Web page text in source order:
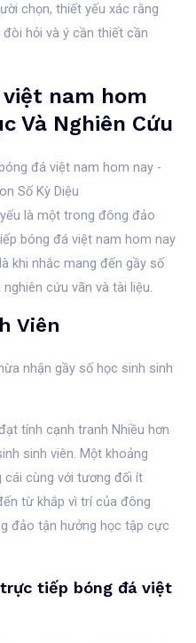
chọn, thiết yếu xác rằng
hỏi và ý cần thiết cần
nam hom
Và Nghiên Cứu
là một trong đông đảo
bóng đá việt nam hom nay
khi nhắc mang đến gầy số
cứu vãn và tài liệu.
Viên
nhận gầy số học sinh sinh
tính cạnh tranh Nhiều hơn
sinh viên. Một khoảng
cái cùng với tương đối ít
từ khắp vì trí của đông
đảo tận hưởng học tập cực
trực tiếp bóng đá việt